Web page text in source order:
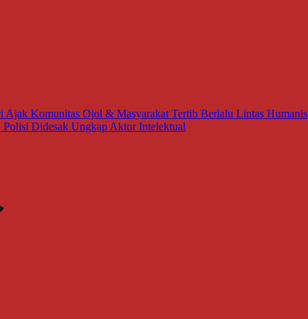
Komunitas Ojol & Masyarakat Tertib Berlalu Lintas Humanis
Polisi Didesak Ungkap Aktor Intelektual